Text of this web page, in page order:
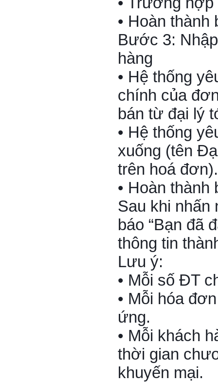
• Hoàn thành
Bước 3:
hàng
• Hệ thống
chính của
bán từ đại lý
• Hệ thống
xuống (tên
trên hoá đơn).
• Hoàn thành
Sau khi nhấn
báo “Bạn đã
thông tin
Lưu ý:
• Mỗi số ĐT
• Mỗi hóa
ứng.
• Mỗi khách
thời gian
khuyến mại.